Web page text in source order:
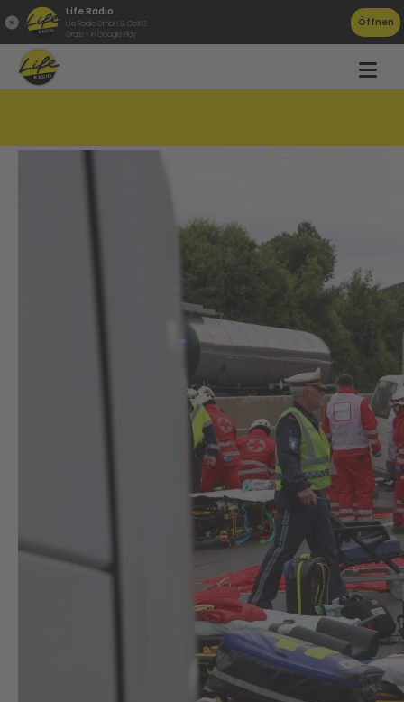
Life Radio
Life Radio GmbH & Co.KG
Gratis - in Google Play
Öffnen